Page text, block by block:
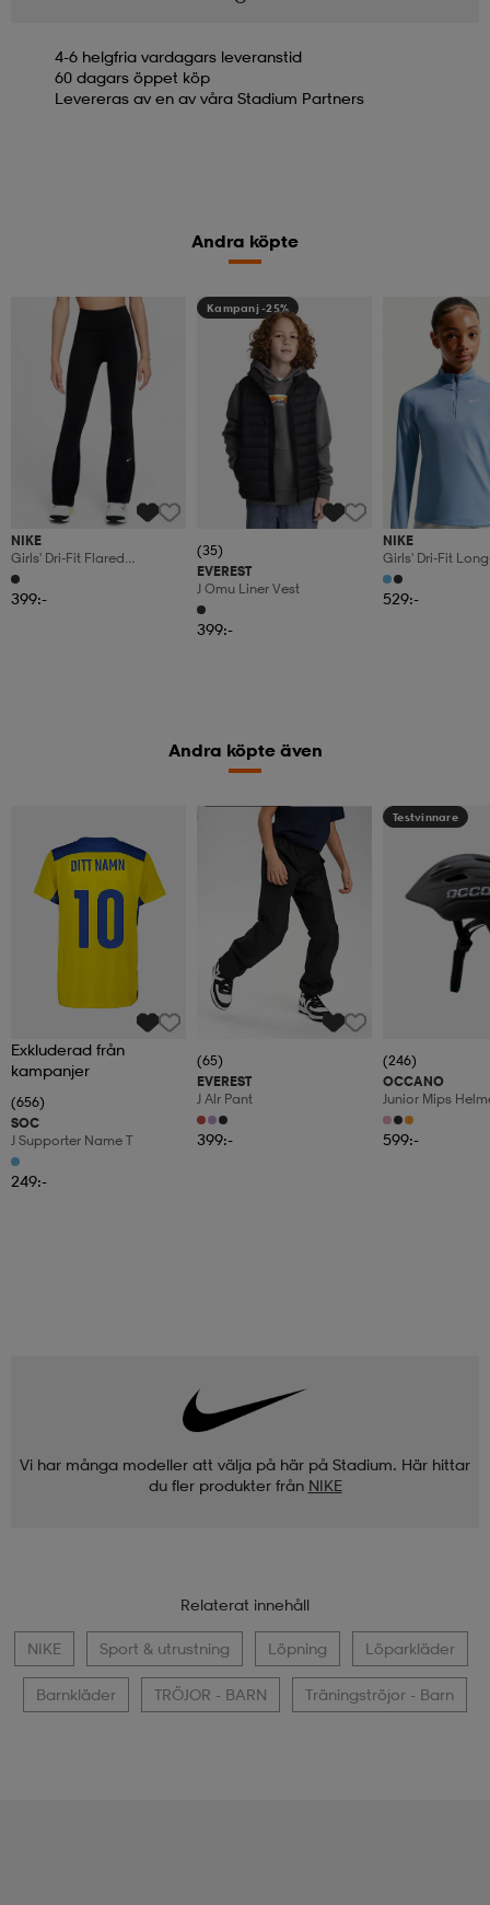
4-6 helgfria vardagars leveranstid
60 dagars öppet köp
Levereras av en av våra Stadium Partners
Andra köpte
NIKE
Girls' Dri-Fit Flared
Leggings One
399:-
Kampanj -25%
(35)
EVEREST
J Omu Liner Vest
399:-
NIKE
Girls' Dri-Fit
1/4-Zip Top Nike
529:-
Andra köpte även
Exkluderad från
kampanjer
(656)
SOC
J Supporter Name T
249:-
Kampanj -25%
(65)
EVEREST
J Alr Pant
399:-
Testvinnare
(246)
OCCANO
Junior Mips
599:-
Vi har många modeller att välja på här på Stadium. Här hittar
du fler produkter från NIKE
Relaterat innehåll
NIKE Sport & utrustning Löpning Löparkläder
Barnkläder TRÖJOR - BARN Träningströjor - Barn